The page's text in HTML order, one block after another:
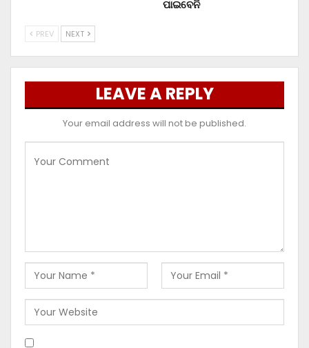
ପାଇବେନି
PREV NEXT
LEAVE A REPLY
Your email address will not be published.